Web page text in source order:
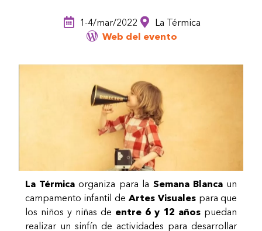
1-4/mar/2022
La Térmica
Web del evento
La Térmicaorganiza para la Semana Blanca un
campamento infantil de Artes Visualespara que
los niños y niñas de entre 6 y 12 años puedan
realizar un sinfín de actividades para desarrollar